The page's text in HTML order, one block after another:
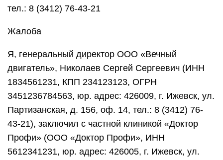
тел.: 8 (3412) 76-43-21
Жалоба
Я, генеральный директор ООО «Вечный
двигатель», Николаев Сергей Сергеевич (ИНН
1834561231, КПП 234123123, ОГРН
3451236784563, юр. адрес: 426009, г. Ижевск, ул.
Партизанская, д. 156, оф. 14, тел.: 8 (3412) 76-
43-21), заключил с частной клиникой «Доктор
Профи» (ООО «Доктор Профи», ИНН
5612341231, юр. адрес: 426005, г. Ижевск, ул.